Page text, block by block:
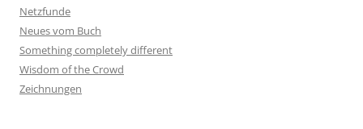
Netzfunde
Neues vom Buch
Something completely different
Wisdom of the Crowd
Zeichnungen